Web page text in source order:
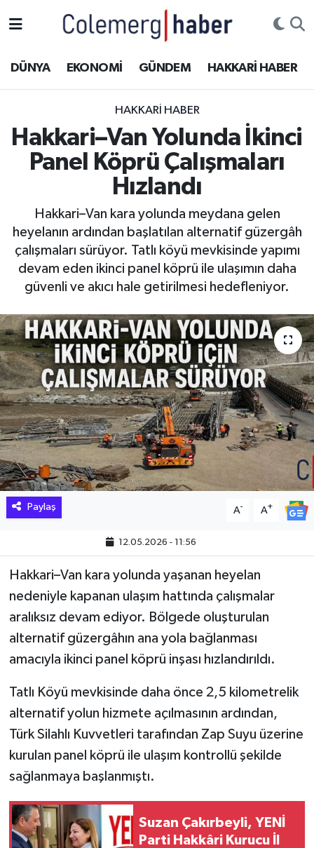
DÜNYA EKONOMİ GÜNDEM HAKKARİ HABER
HAKKARI HABER
Hakkari–Van Yolunda İkinci
Panel Köprü Çalışmaları
Hızlandı
Hakkari–Van kara yolunda meydana gelen
heyelanın ardından başlatılan alternatif güzergâh
çalışmaları sürüyor. Tatlı köyü mevkisinde yapımı
devam eden ikinci panel köprü ile ulaşımın daha
güvenli ve akıcı hale getirilmesi hedefleniyor.
Paylaş A- A+
12.05.2026 - 11:56
Hakkari–Van kara yolunda yaşanan heyelan
nedeniyle kapanan ulaşım hattında çalışmalar
aralıksız devam ediyor. Bölgede oluşturulan
alternatif güzergâhın ana yola bağlanması
amacıyla ikinci panel köprü inşası hızlandırıldı.
Tatlı Köyü mevkisinde daha önce 2,5 kilometrelik
alternatif yolun hizmete açılmasının ardından,
Türk Silahlı Kuvvetleri tarafından Zap Suyu üzerine
kurulan panel köprü ile ulaşım kontrollü şekilde
sağlanmaya başlanmıştı.
Suzan Çakırbeyli, YENİ
Parti Hakkâri Kurucu İl
ASAYİŞ
DOĞA
EĞİTİM
EKONOMİ
Hakkari Haber
İLGİNÇ HABERLER
KADIN
KÜLTÜR SANAT
MAGAZİN
MAKALE
POLİTİKA
REKLAM
SAĞLIK
SİYASET
SPOR
TARİH
TEKNOLOJİ
YAŞAM
Hakkâri Hava Durumu
Hakkari Namaz Vakitleri
Hakkâri Trafik Yoğunluk Haritası
Süper Lig Puan Durumu ve Fikstür
Tüm Manşetler
Son Dakika Haberleri